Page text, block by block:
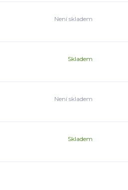
Není skladem
Skladem
Není skladem
Skladem